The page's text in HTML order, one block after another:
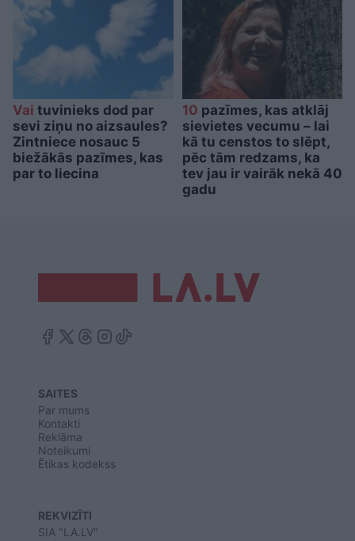
Vai tuvinieks dod par
sevi ziņu no aizsaules?
Zintniece nosauc 5
biežākās pazīmes, kas
par to liecina
10 pazīmes, kas atklāj
sievietes vecumu – lai
kā tu censtos to slēpt,
pēc tām redzams, ka
tev jau ir vairāk nekā 40
gadu
SAITES
Par mums
Kontakti
Reklāma
Noteikumi
Ētikas kodekss
REKVIZĪTI
SIA "LA.LV"